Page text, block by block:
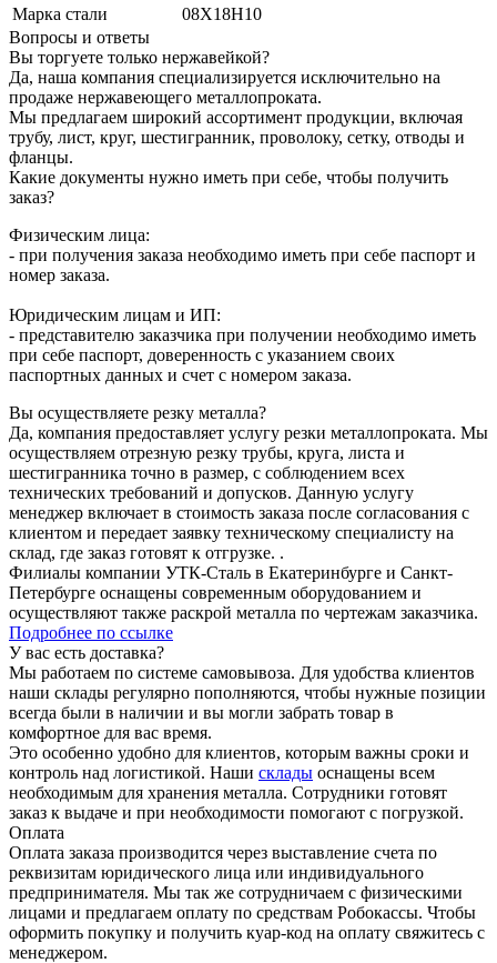
Марка стали
08Х18Н10
Вопросы и ответы
Вы торгуете только нержавейкой?
Да, наша компания специализируется исключительно на
продаже нержавеющего металлопроката.
Мы предлагаем широкий ассортимент продукции, включая
трубу, лист, круг, шестигранник, проволоку, сетку, отводы и
фланцы.
Какие документы нужно иметь при себе, чтобы получить
заказ?
Физическим лица:
- при получения заказа необходимо иметь при себе паспорт и
номер заказа.
Юридическим лицам и ИП:
- представителю заказчика при получении необходимо иметь
при себе паспорт, доверенность с указанием своих
паспортных данных и счет с номером заказа.
Вы осуществляете резку металла?
Да, компания предоставляет услугу резки металлопроката. Мы
осуществляем отрезную резку трубы, круга, листа и
шестигранника точно в размер, с соблюдением всех
технических требований и допусков. Данную услугу
менеджер включает в стоимость заказа после согласования с
клиентом и передает заявку техническому специалисту на
склад, где заказ готовят к отгрузке. .
Филиалы компании УТК-Сталь в Екатеринбурге и Санкт-
Петербурге оснащены современным оборудованием и
осуществляют также раскрой металла по чертежам заказчика.
Подробнее по ссылке
У вас есть доставка?
Мы работаем по системе самовывоза. Для удобства клиентов
наши склады регулярно пополняются, чтобы нужные позиции
всегда были в наличии и вы могли забрать товар в
комфортное для вас время.
Это особенно удобно для клиентов, которым важны сроки и
контроль над логистикой. Наши склады оснащены всем
необходимым для хранения металла. Сотрудники готовят
заказ к выдаче и при необходимости помогают с погрузкой.
Оплата
Оплата заказа производится через выставление счета по
реквизитам юридического лица или индивидуального
предпринимателя. Мы так же сотрудничаем с физическими
лицами и предлагаем оплату по средствам Робокассы. Чтобы
оформить покупку и получить куар-код на оплату свяжитесь с
менеджером.